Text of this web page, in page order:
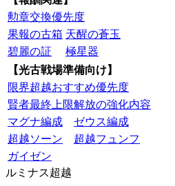
勲章交換優先度
果報の古箱 天醒の蒼玉
碧麗の証
極星器
【光古戦場準備向け】
限界超越おすすめ優先度
賢者最終上限解放の強化内容
マグナ編成
ゼウス編成
超越ソーン
超越フュンフ
ガイゼン
ルミナス超越